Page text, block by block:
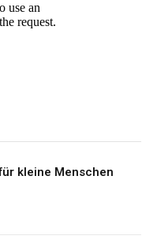
kleine Menschen